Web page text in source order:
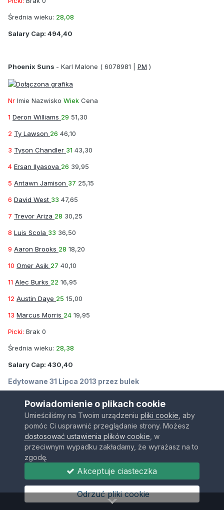
Średnia wieku: 28,08
Salary Cap: 494,40
Phoenix Suns - Karl Malone ( 6078981 | PM )
Nr Imie Nazwisko Wiek Cena
1 Deron Williams 29 51,30
2 Ty Lawson 26 46,10
3 Tyson Chandler 31 43,30
4 Ersan Ilyasova 26 39,95
5 Antawn Jamison 37 25,15
6 David West 33 47,65
7 Trevor Ariza 28 30,25
8 Luis Scola 33 36,50
9 Aaron Brooks 28 18,20
10 Omer Asik 27 40,10
11 Alec Burks 22 16,95
12 Austin Daye 25 15,00
13 Marcus Morris 24 19,95
Picki: Brak 0
Średnia wieku: 28,38
Salary Cap: 430,40
Edytowane 31 Lipca 2013 przez bulek
RonnieArtestics
Opublikowano4 Lipca 2012
moj nr gg 3499875, jakby ktos robil ostatni run i chcialby antawna
jamisona za cos przyszlosciowego to dajcie znac
generalnie poszukuje wysokiego, najlepiej PF-C.
Powiadomienie o plikach cookie
Umieściliśmy na Twoim urządzeniu pliki cookie , aby
pomóc Ci usprawnić przeglądanie strony. Możesz
dostosować ustawienia plików cookie , w
przeciwnym wypadku zakładamy, że wyrażasz na to
zgodę.
Akceptuje ciasteczka
Odrzuć pliki cookie